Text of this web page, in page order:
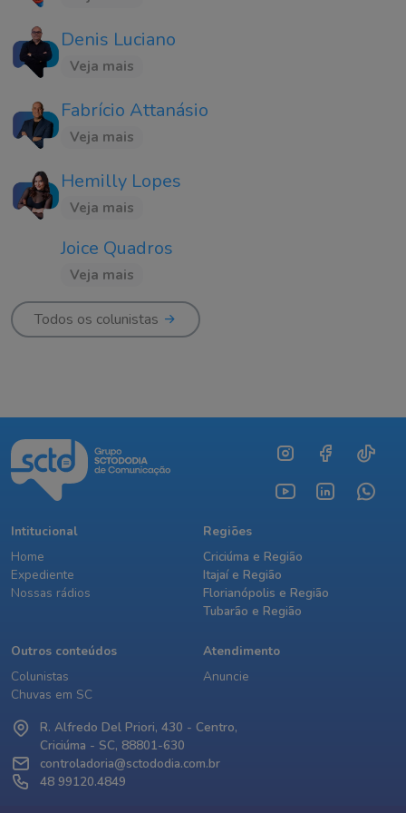
Denis Luciano
Veja mais
Fabrício Attanásio
Veja mais
Hemilly Lopes
Veja mais
Joice Quadros
Veja mais
Todos os colunistas
Intitucional
Home
Expediente
Nossas rádios
Regiões
Criciúma e Região
Itajaí e Região
Florianópolis e Região
Tubarão e Região
Outros conteúdos
Colunistas
Chuvas em SC
Atendimento
Anuncie
R. Alfredo Del Priori, 430 - Centro,
Criciúma - SC, 88801-630
controladoria@sctododia.com.br
48 99120.4849